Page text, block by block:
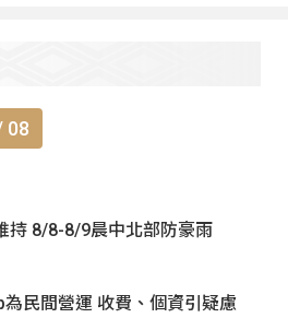
08
持 8/8-8/9晨中北部防豪雨
為民間營運 收費、個資引疑慮